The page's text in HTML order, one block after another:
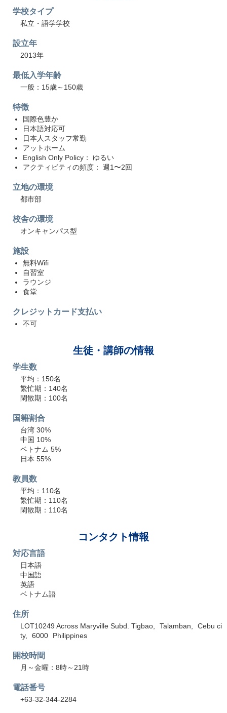
学校タイプ
私立・語学学校
設立年
2013年
最低入学年齢
一般：15歳～150歳
特徴
国際色豊か
日本語対応可
日本人スタッフ常勤
アットホーム
English Only Policy： ゆるい
アクティビティの頻度： 週1〜2回
立地の環境
都市部
校舎の環境
オンキャンパス型
施設
無料Wifi
自習室
ラウンジ
食堂
クレジットカード支払い
不可
生徒・講師の情報
学生数
平均：150名
繁忙期：140名
閑散期：100名
国籍割合
台湾 30%
中国 10%
ベトナム 5%
日本 55%
教員数
平均：110名
繁忙期：110名
閑散期：110名
コンタクト情報
対応言語
日本語
中国語
英語
ベトナム語
住所
LOT10249 Across Maryville Subd. Tigbao Talamban
Cebu ci
ty
6000 Philippines
開校時間
月～金曜：8時～21時
電話番号
+63-32-344-2284